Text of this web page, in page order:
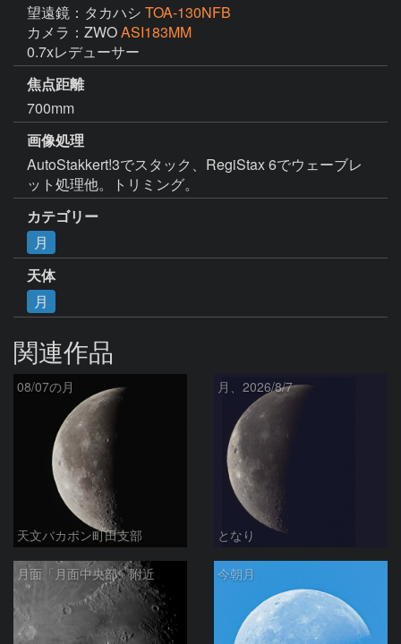
望遠鏡：タカハシ TOA-130NFB
カメラ：ZWOASI183MM
0.7xレデューサー
焦点距離
700mm
画像処理
AutoStakkert!3でスタック、RegiStax 6でウェーブレ
ット処理他。トリミング。
カテゴリー
月
天体
月
関連作品
08/07の月
天文バカボン町田支部
月、2026/8/7
となり
月面「月面中央部」附近 今朝月